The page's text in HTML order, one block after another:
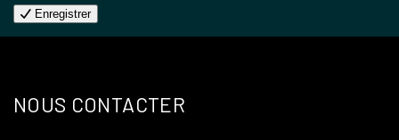
Enregistrer
NOUS CONTACTER